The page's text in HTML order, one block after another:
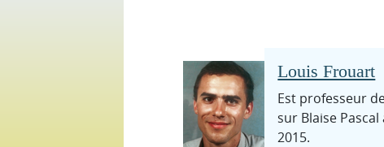
Louis Frouart
Est professeur
sur Blaise
2015.